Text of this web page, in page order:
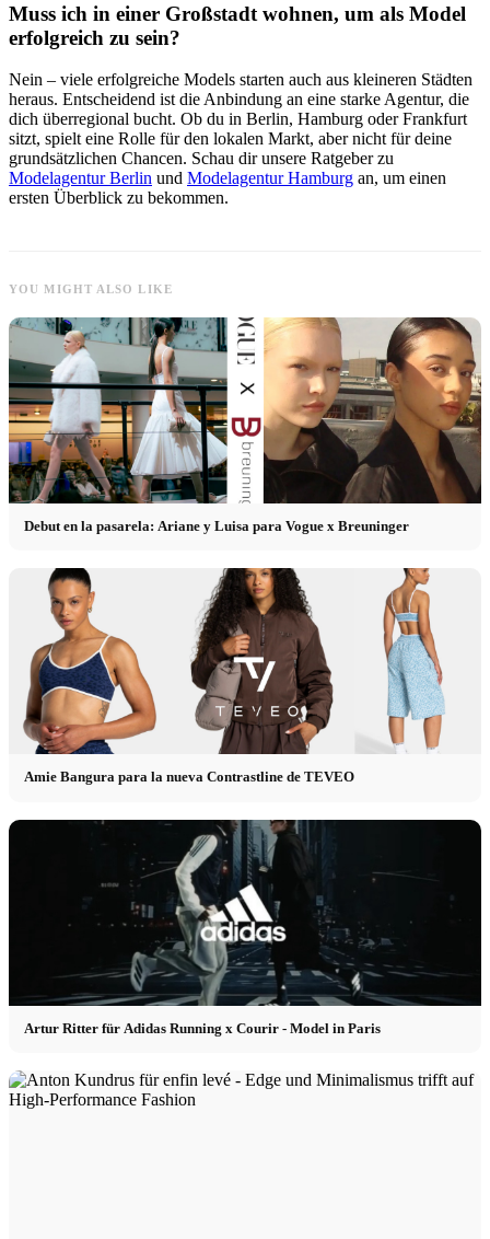
Muss ich in einer Großstadt wohnen, um als Model
erfolgreich zu sein?
Nein – viele erfolgreiche Models starten auch aus kleineren Städten
heraus. Entscheidend ist die Anbindung an eine starke Agentur, die
dich überregional bucht. Ob du in Berlin, Hamburg oder Frankfurt
sitzt, spielt eine Rolle für den lokalen Markt, aber nicht für deine
grundsätzlichen Chancen. Schau dir unsere Ratgeber zu
Modelagentur Berlin und Modelagentur Hamburg an, um einen
ersten Überblick zu bekommen.
YOU MIGHT ALSO LIKE
Debut en la pasarela: Ariane y Luisa para Vogue x Breuninger
Amie Bangura para la nueva Contrastline de TEVEO
Artur Ritter für Adidas Running x Courir - Model in Paris